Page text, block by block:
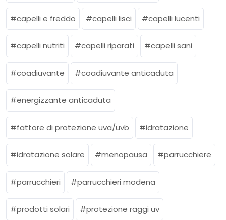
capelli e freddo capelli lisci capelli lucenti
capelli nutriti capelli riparati capelli sani
coadiuvante coadiuvante anticaduta
energizzante anticaduta
fattore di protezione uva/uvb idratazione
idratazione solare menopausa parrucchiere
parrucchieri parrucchieri modena
prodotti solari protezione raggi uv